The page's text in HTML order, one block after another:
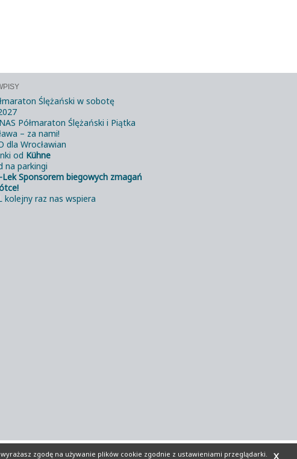
Ślężański w sobotę
Półmaraton Ślężański i Piątka
– za nami!
dla Wrocławian
od Kühne
na parkingi
Lek Sponsorem biegowych zmagań
kolejny raz nas wspiera
X
zgodę na używanie plików cookie zgodnie z ustawieniami przeglądarki.